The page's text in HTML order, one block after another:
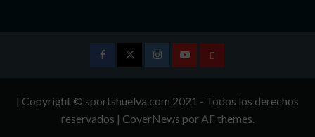
InstagramYoutubeTÉRMINOS
CONDICIONES
| Copyright © sportshuelva.com 2021 - Todos los derechos
reservados | CoverNews por AF themes.